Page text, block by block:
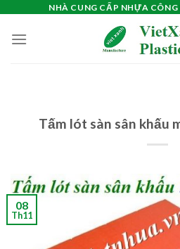
content
NHÀ CUNG CẤP NHỰA
Tấm lót sàn sân khấu
08
Th11